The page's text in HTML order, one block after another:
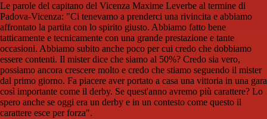
Le parole del capitano del Vicenza Maxime Leverbe al termine di
Padova-Vicenza: "Ci tenevamo a prenderci una rivincita e abbiamo
affrontato la partita con lo spirito giusto. Abbiamo fatto bene
tatticamente e tecnicamente con una grande prestazione e tante
occasioni. Abbiamo subito anche poco per cui credo che dobbiamo
essere contenti. Il mister dice che siamo al 50%? Credo sia vero,
possiamo ancora crescere molto e credo che stiamo seguendo il mister
dal primo giorno. Fa piacere aver portato a casa una vittoria in una gara
così importante come il derby. Se quest'anno avremo più carattere? Lo
spero anche se oggi era un derby e in un contesto come questo il
carattere esce per forza".